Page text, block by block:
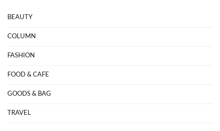
BEAUTY
COLUMN
FASHION
FOOD & CAFE
GOODS & BAG
TRAVEL